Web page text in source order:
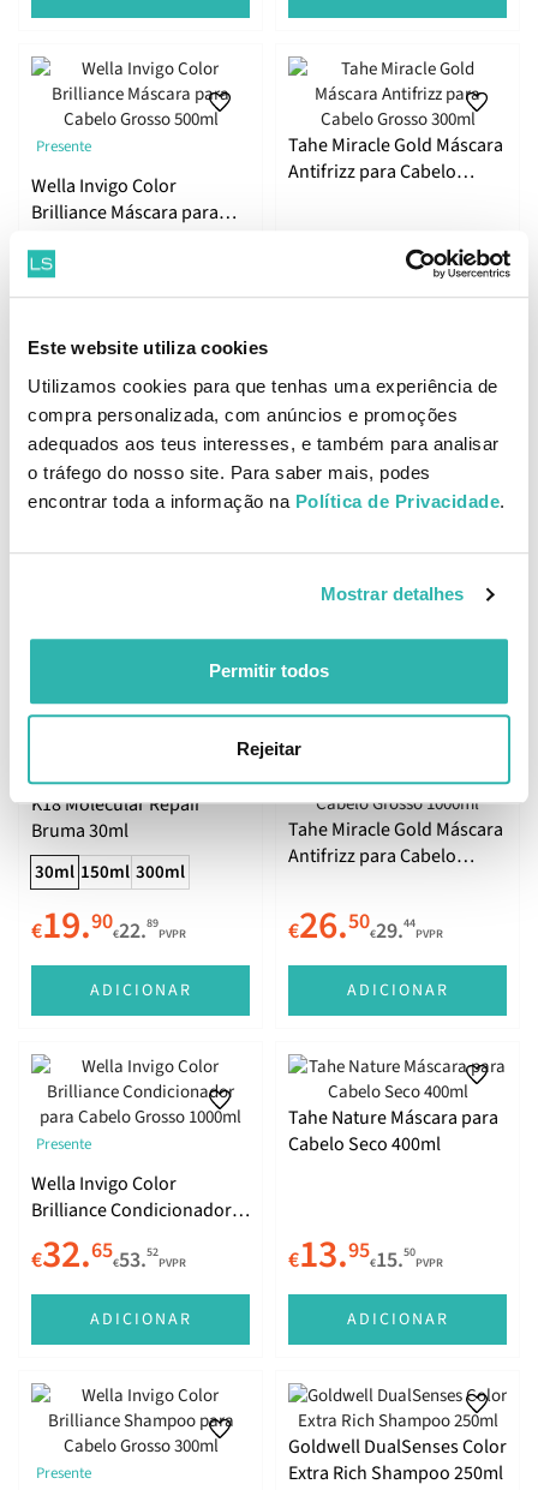
Este website utiliza cookies
Utilizamos cookies para que tenhas uma experiência de
compra personalizada, com anúncios e promoções
adequados aos teus interesses, e também para analisar
o tráfego do nosso site. Para saber mais, podes
encontrar toda a informação na Política de Privacidade.
Mostrar detalhes
Permitir todos
Rejeitar
Presente
Wella Invigo Color
Brilliance Máscara para
€25. €42. PVPR
ADICIONAR
Tahe Miracle Gold Máscara
Antifrizz para Cabelo
€12. €14. PVPR
Tahe Nature Shampoo
Sulfatos 750ml
Kerasilk Essentials
Shampoo Suavizante
45.77
K18 Molecular Repair
Bruma 30ml
30ml 150ml 300ml
€19.90€22.89
PVPR
ADICIONAR
Tahe Miracle Gold Máscara
Antifrizz para Cabelo
€26.50€29.44
PVPR
ADICIONAR
Presente
Wella Invigo Color
Brilliance Condicionador
para Cabelo Grosso
1000ml
€32.65€53.52
PVPR
ADICIONAR
Tahe Nature Máscara para
Cabelo Seco 400ml
€13.95€15.50
PVPR
ADICIONAR
Presente
Goldwell DualSenses Color
Extra Rich Shampoo 250ml